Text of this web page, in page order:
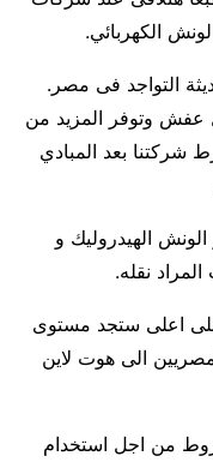
الكهربائي.
التواجد فى مصر.
عفش وتوفر المزيد من
شركتنا بعد المبادي
الهيدروليك و
نقله.
اعلى ستجد مستوى
الى هوت لاين
من اجل استخدام